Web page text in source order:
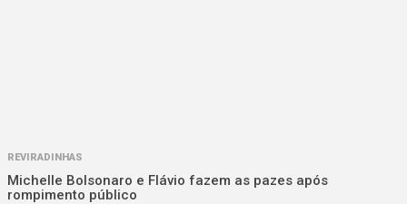
REVIRADINHAS
Michelle Bolsonaro e Flávio fazem as pazes após
rompimento público